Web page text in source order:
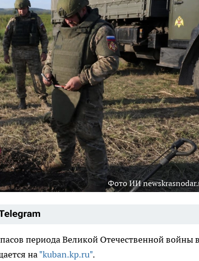
Фото ИИ
периода Великой Отечественной войны в
на"kuban.kp.ru".